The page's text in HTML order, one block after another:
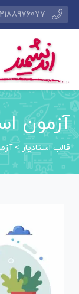
آزمون
قالب استادیار >